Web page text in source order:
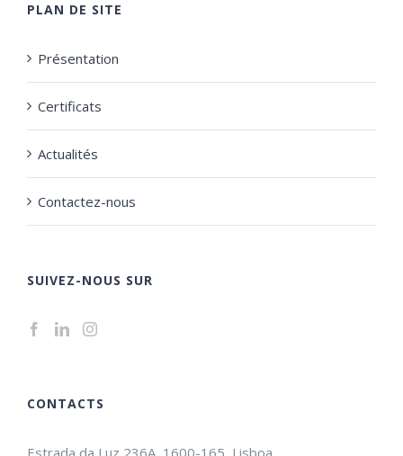
PLAN DE SITE
Présentation
Certificats
Actualités
Contactez-nous
SUIVEZ-NOUS SUR
CONTACTS